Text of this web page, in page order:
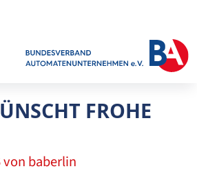
FROHE
von baberlin